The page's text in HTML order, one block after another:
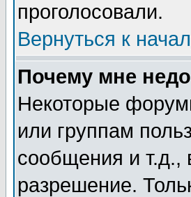
проголосовали.
Вернуться к
Почему мне
Некоторые
или группам
сообщения и т.д.,
разрешение.